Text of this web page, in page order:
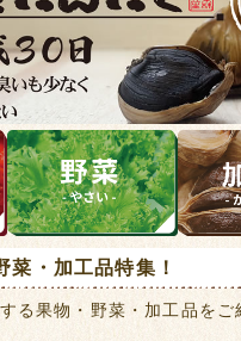
菜・加工品特集！
る果物・野菜・加工品をご